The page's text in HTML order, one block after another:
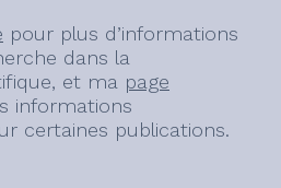
pour plus d’informations
dans la
et ma page
informations
certaines publications.